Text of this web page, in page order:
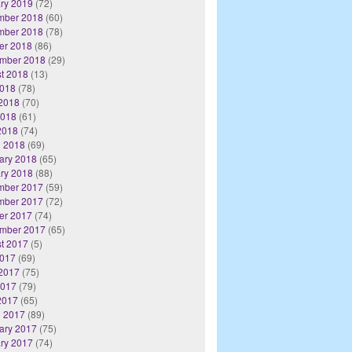
2019 (72)
2018 (60)
2018 (78)
2018 (86)
2018 (29)
2018 (13)
(78)
(70)
(61)
(74)
2018 (69)
2018 (65)
2018 (88)
2017(59)
2017(72)
2017(74)
2017(65)
2017(5)
(69)
(75)
(79)
(65)
2017(89)
2017(75)
2017(74)